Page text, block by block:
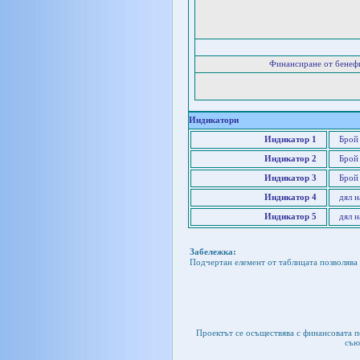
Финансиране от
Индикатори
Индикатор 1 Брой
Индикатор 2 Брой
Индикатор 3 Брой
Индикатор 4 дял
Индикатор 5 дял
Забележка:
Подчертан елемент от таблицата
Проектът се осъществява с финансовата